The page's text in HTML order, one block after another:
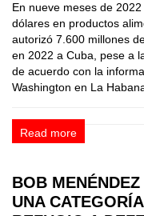
En nueve meses de
dólares en productos
autorizó 7.600 millones
en 2022 a Cuba, pese a
de acuerdo con la
Washington en La
Read more
BOB
UNA